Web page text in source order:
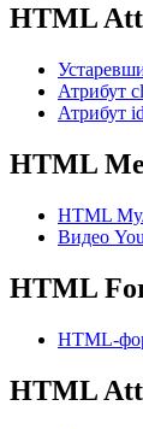
HTML
Атрибут
Атрибут
HTML
HTML
Видео
HTML
HTML-
HTML